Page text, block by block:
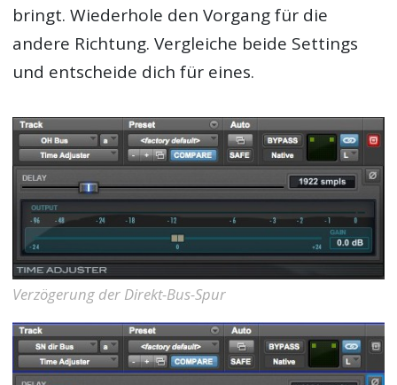
bringt. Wiederhole den Vorgang für die
andere Richtung. Vergleiche beide Settings
und entscheide dich für eines.
Verzögerung der Direkt-Bus-Spur